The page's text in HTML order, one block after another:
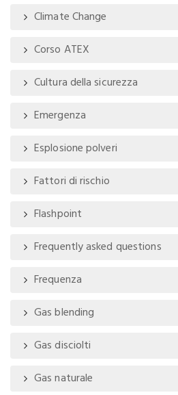
Climate Change
Corso ATEX
Cultura della sicurezza
Emergenza
Esplosione polveri
Fattori di rischio
Flashpoint
Frequently asked questions
Frequenza
Gas blending
Gas disciolti
Gas naturale